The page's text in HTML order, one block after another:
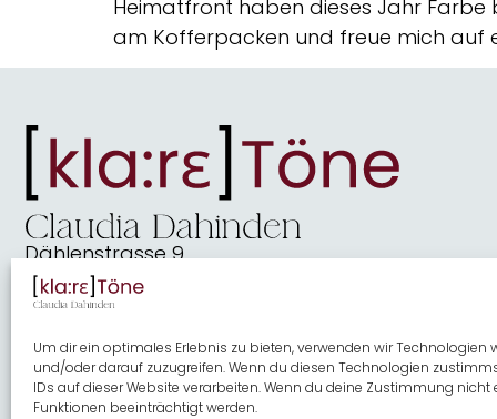
Um dir ein optimales Erlebnis zu bieten, verwenden wir
und/oder darauf zuzugreifen. Wenn du diesen Technologien
IDs auf dieser Website verarbeiten. Wenn du deine Zustimmung
Funktionen beeinträchtigt werden.
Heimatfront haben dieses Jahr
am Kofferpacken und freue mich auf
Dählenstrasse 9
2540 Grenchen